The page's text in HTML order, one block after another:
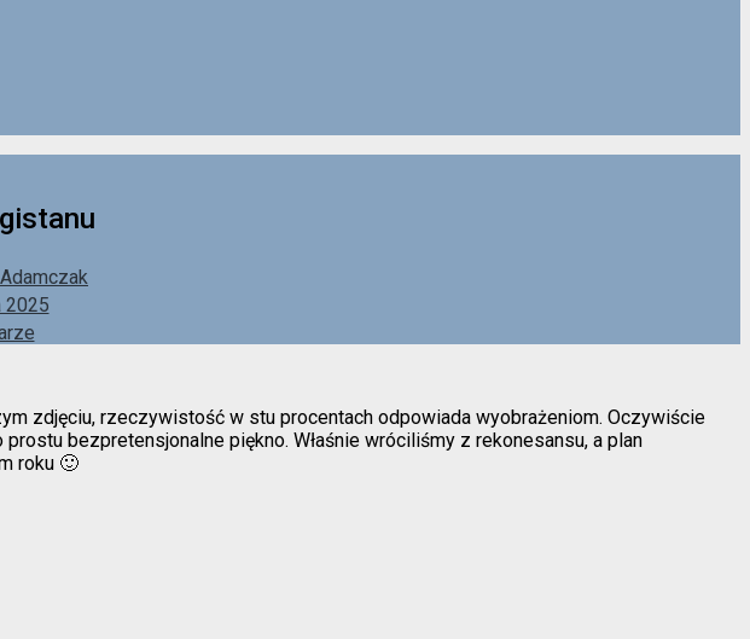
2025
do
Kwintesencja
zdjęciu, rzeczywistość w stu procentach odpowiada wyobrażeniom. Oczywiście
bezpretensjonalne piękno. Właśnie wróciliśmy z rekonesansu, a plan
roku 🙂